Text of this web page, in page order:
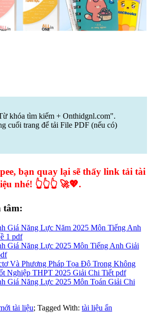
khóa tìm kiếm + Onthidgnl.com".
cuối trang để tải File PDF (nếu có)
bạn quay lại sẽ thấy link tải tài
nhé! 👆👆👆 🚀💖.
tâm:
Giá Năng Lực Năm 2025 Môn Tiếng Anh
1 pdf
Giá Năng Lực 2025 Môn Tiếng Anh Giải
Và Phương Pháp Tọa Độ Trong Không
Nghiệp THPT 2025 Giải Chi Tiết pdf
Giá Năng Lực 2025 Môn Toán Giải Chi
tài liệu; Tagged With: tài liệu ẩn